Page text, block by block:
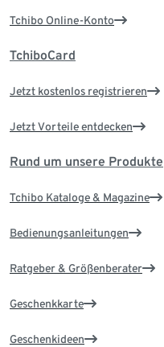
Tchibo Online-Konto
TchiboCard
Jetzt kostenlos registrieren
Jetzt Vorteile entdecken
Rund um unsere Produkte
Tchibo Kataloge & Magazine
Bedienungsanleitungen
Ratgeber & Größenberater
Geschenkkarte
Geschenkideen